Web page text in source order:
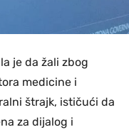
je da žali zbog
medicine i
štrajk, ističući da
za dijalog i